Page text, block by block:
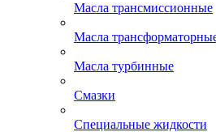
Масла трансмиссионные
Масла
Масла турбинные
Смазки
Специальные жидкости